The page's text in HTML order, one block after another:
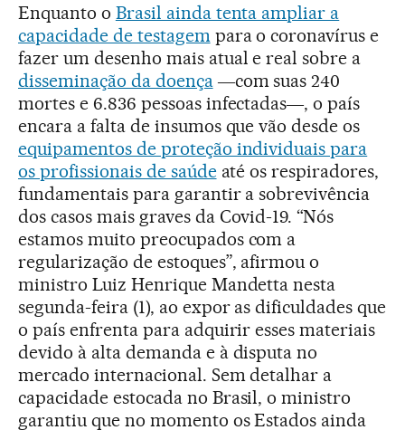
Enquanto o Brasil ainda tenta ampliar a
capacidade de testagempara o coronavírus e
fazer um desenho mais atual e real sobre a
disseminação da doença―com suas 240
mortes e 6.836 pessoas infectadas―, o país
encara a falta de insumos que vão desde os
equipamentos de proteção individuais para
os profissionais de saúdeaté os respiradores,
fundamentais para garantir a sobrevivência
dos casos mais graves da Covid-19. “Nós
estamos muito preocupados com a
regularização de estoques”, afirmou o
ministro Luiz Henrique Mandetta nesta
segunda-feira (1), ao expor as dificuldades que
o país enfrenta para adquirir esses materiais
devido à alta demanda e à disputa no
mercado internacional. Sem detalhar a
capacidade estocada no Brasil, o ministro
garantiu que no momento os Estados ainda